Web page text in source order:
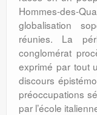
Hommes-
globalisation
réunies. La
conglomérat
exprimé par tout
discours
préoccupations
par l’école